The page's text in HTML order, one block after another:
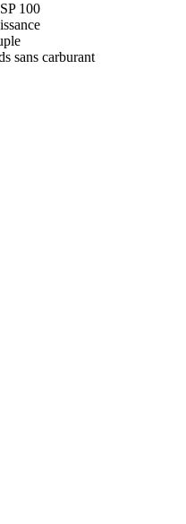
100
sans carburant